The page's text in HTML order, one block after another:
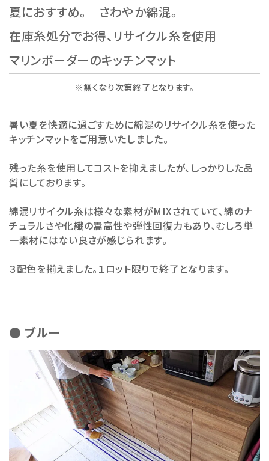
夏におすすめ。 さわやか綿混。
在庫糸処分でお得、リサイクル糸を使用
マリンボーダーのキッチンマット
※無くなり次第終了となります。
暑い夏を快適に過ごすために綿混のリサイクル糸を使った
キッチンマットをご用意いたしました。
残った糸を使用してコストを抑えましたが、しっかりした品
質にしております。
綿混リサイクル糸は様々な素材がMIXされていて、綿のナ
チュラルさや化繊の嵩高性や弾性回復力もあり、むしろ単
一素材にはない良さが感じられます。
３配色を揃えました。１ロット限りで終了となります。
● ブルー